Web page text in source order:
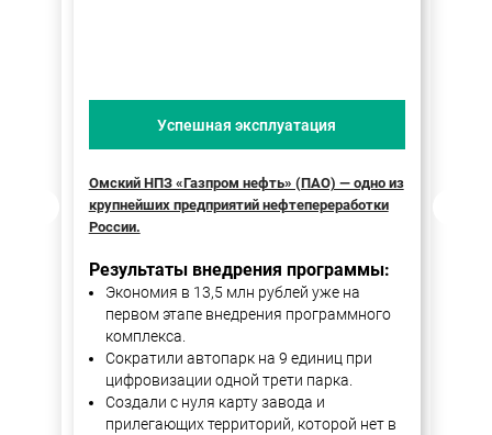
Успешная эксплуатация
Омский НПЗ «Газпром нефть» (ПАО) — одно из
крупнейших предприятий нефтепереработки
России.
Результаты внедрения программы:
Экономия в 13,5 млн рублей уже на
первом этапе внедрения программного
комплекса.
Сократили автопарк на 9 единиц при
цифровизации одной трети парка.
Создали с нуля карту завода и
прилегающих территорий, которой нет в